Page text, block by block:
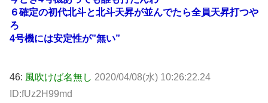
６確定の初代北斗と北斗天昇が並んでたら全員天昇打つや
ろ
4号機には安定性が”無い”
46: 風吹けば名無し 2020/04/08(水) 10:26:22.24
ID:fUz2H99md